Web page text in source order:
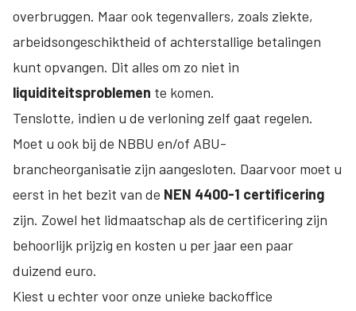
overbruggen. Maar ook tegenvallers, zoals ziekte,
arbeidsongeschiktheid of achterstallige betalingen
kunt opvangen. Dit alles om zo niet in
liquiditeitsproblemen te komen.
Tenslotte, indien u de verloning zelf gaat regelen.
Moet u ook bij de NBBU en/of ABU-
brancheorganisatie zijn aangesloten. Daarvoor moet u
eerst in het bezit van de NEN 4400-1 certificering
zijn. Zowel het lidmaatschap als de certificering zijn
behoorlijk prijzig en kosten u per jaar een paar
duizend euro.
Kiest u echter voor onze unieke backoffice